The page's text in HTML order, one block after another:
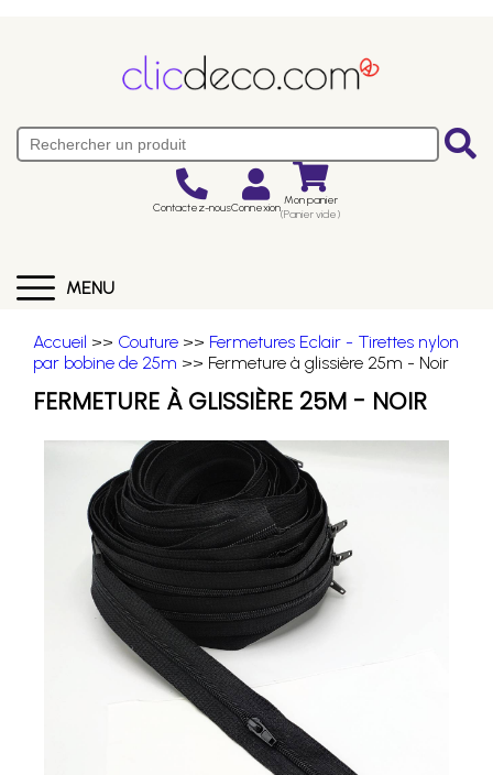
Contactez-nousConnexion Mon panier
(Panier vide)
MENU
Accueil >> Couture >> Fermetures Eclair - Tirettes nylon
par bobine de 25m >> Fermeture à glissière 25m - Noir
FERMETURE À GLISSIÈRE 25M - NOIR